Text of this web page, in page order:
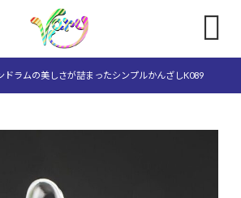

ドラムの美しさが詰まったシンプルかんざしK089